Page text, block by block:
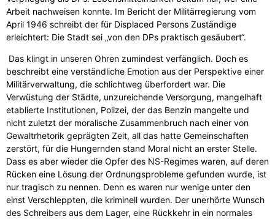
Arbeit nachweisen konnte. Im Bericht der Militärregierung vom
April 1946 schreibt der für Displaced Persons Zuständige
erleichtert: Die Stadt sei „von den DPs praktisch gesäubert“.
Das klingt in unseren Ohren zumindest verfänglich. Doch es
beschreibt eine verständliche Emotion aus der Perspektive einer
Militärverwaltung, die schlichtweg überfordert war. Die
Verwüstung der Städte, unzureichende Versorgung, mangelhaft
etablierte Institutionen, Polizei, der das Benzin mangelte und
nicht zuletzt der moralische Zusammenbruch nach einer von
Gewaltrhetorik geprägten Zeit, all das hatte Gemeinschaften
zerstört, für die Hungernden stand Moral nicht an erster Stelle.
Dass es aber wieder die Opfer des NS-Regimes waren, auf deren
Rücken eine Lösung der Ordnungsprobleme gefunden wurde, ist
nur tragisch zu nennen. Denn es waren nur wenige unter den
einst Verschleppten, die kriminell wurden. Der unerhörte Wunsch
des Schreibers aus dem Lager, eine Rückkehr in ein normales